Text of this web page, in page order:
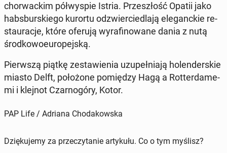
chor­wac­kim pół­wy­spie Istria. Prze­szłość Opatii jako
habs­bur­skie­go kurortu od­zwier­cie­dla­ją ele­ganc­kie re­
stau­ra­cje, które oferują wy­ra­fi­no­wa­ne dania z nutą
środ­ko­wo­eu­ro­pej­ską.
Pierw­szą piątkę ze­sta­wie­nia uzu­peł­nia­ją ho­len­der­skie
miasto Delft, po­ło­żo­ne po­mię­dzy Hagą a Rot­ter­da­me­
mi i klejnot Czar­no­gó­ry, Kotor.
PAP Life / Adriana Chodakowska
Dziękujemy za przeczytanie artykułu. Co o tym myślisz?